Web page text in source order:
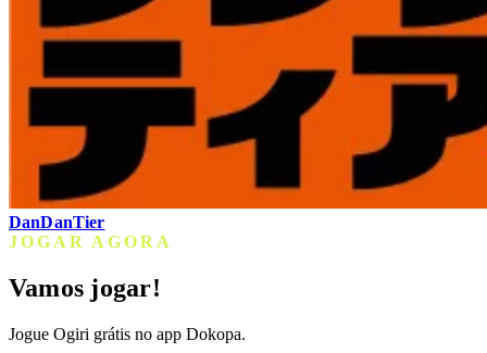
DanDanTier
JOGAR AGORA
Vamos jogar!
Jogue Ogiri grátis no app Dokopa.